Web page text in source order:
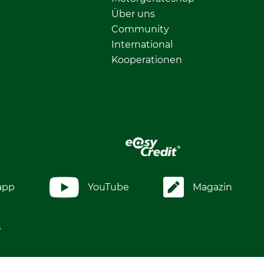
Über uns
Community
International
Kooperationen
YouTube Magazin